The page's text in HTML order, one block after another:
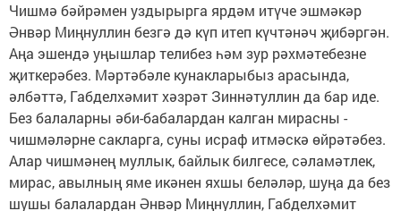
Чишмә бәйрәмен уздырырга ярдәм итүче эшмәкәр
Әнвәр Миңнуллин безгә дә күп итеп күчтәнәч җибәргән.
Аңа эшендә уңышлар телибез һәм зур рәхмәтебезне
җиткерәбез. Мәртәбәле кунакларыбыз арасында,
әлбәттә, Габделхәмит хәзрәт Зиннәтуллин да бар иде.
Без балаларны әби-бабалардан калган мирасны -
чишмәләрне сакларга, суны исраф итмәскә өйрәтәбез.
Алар чишмәнең муллык, байлык билгесе, сәламәтлек,
мирас, авылның яме икәнен яхшы беләләр, шуңа да без
шушы балалардан Әнвәр Миңнуллин, Габделхәмит